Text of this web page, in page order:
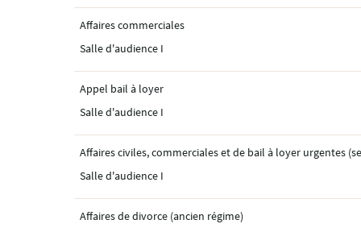
Affaires commerciales
Salle d'audience I
Appel bail à loyer
Salle d'audience I
Affaires civiles, commerciales et de bail à loyer urgentes
Salle d'audience I
Affaires de divorce (ancien régime)